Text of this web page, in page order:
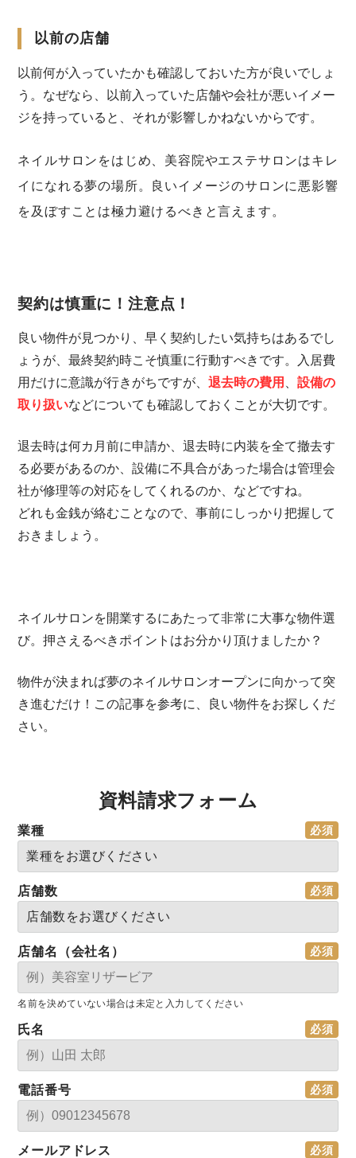
以前の店舗
以前何が入っていたかも確認しておいた方が良いでしょ
う。なぜなら、以前入っていた店舗や会社が悪いイメー
ジを持っていると、それが影響しかねないからです。
ネイルサロンをはじめ、美容院やエステサロンはキレ
イになれる夢の場所。良いイメージのサロンに悪影響
を及ぼすことは極力避けるべきと言えます。
契約は慎重に！注意点！
良い物件が見つかり、早く契約したい気持ちはあるでし
ょうが、最終契約時こそ慎重に行動すべきです。入居費
用だけに意識が行きがちですが、退去時の費用 、設備の
取り扱いなどについても確認しておくことが大切です。
退去時は何カ月前に申請か、退去時に内装を全て撤去す
る必要があるのか、設備に不具合があった場合は管理会
社が修理等の対応をしてくれるのか、などですね。
どれも金銭が絡むことなので、事前にしっかり把握して
おきましょう。
ネイルサロンを開業するにあたって非常に大事な物件選
び。押さえるべきポイントはお分かり頂けましたか？
物件が決まれば夢のネイルサロンオープンに向かって突
き進むだけ！この記事を参考に、良い物件をお探しくだ
さい。
資料請求フォーム
業種
店舗数
店舗名（会社名）
名前を決めていない場合は未定と入力してください
氏名
電話番号
メールアドレス